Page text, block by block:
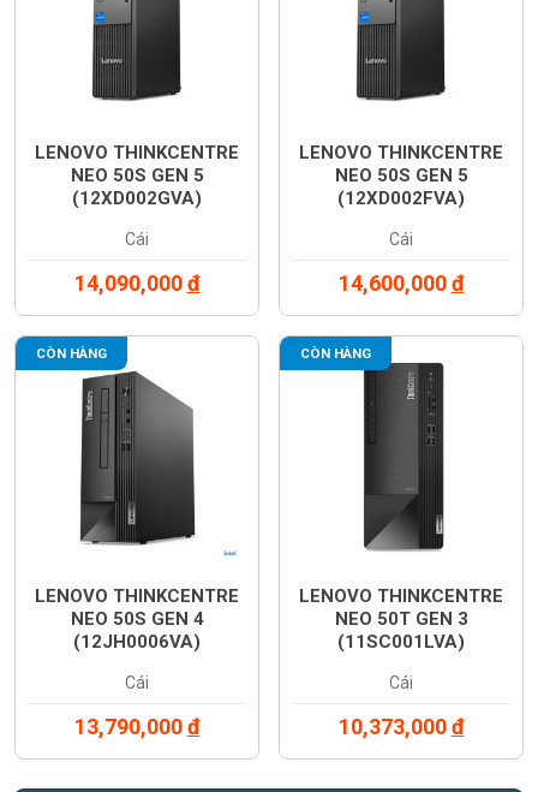
LENOVO THINKCENTRE
NEO 50S GEN 5
(12XD002GVA)
Cái
14,090,000đ
LENOVO THINKCENTRE
NEO 50S GEN 5
(12XD002FVA)
Cái
14,600,000đ
CÒN HÀNG
LENOVO THINKCENTRE
NEO 50S GEN 4
(12JH0006VA)
Cái
13,790,000đ
CÒN HÀNG
LENOVO THINKCENTRE
NEO 50T GEN 3
(11SC001LVA)
Cái
10,373,000đ